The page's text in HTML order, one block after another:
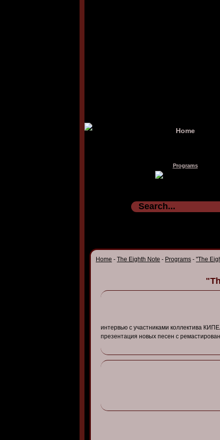
Home
Programs
Home - The Eighth Note - Programs - "The
интервью с участниками коллектива
презентация новых песен с ремастиров